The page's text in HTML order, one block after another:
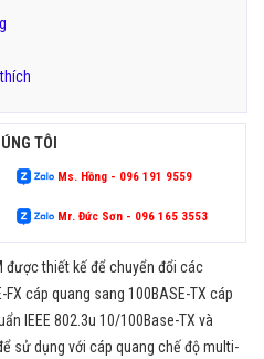
TÔI
Ms. Hồng - 096 191 9559
Mr. Đức Sơn - 096 165 3553
được thiết kế để chuyển đổi các
cáp quang sang 100BASE-TX cáp
IEEE 802.3u 10/100Base-TX và
sử dụng với cáp quang chế độ multi-